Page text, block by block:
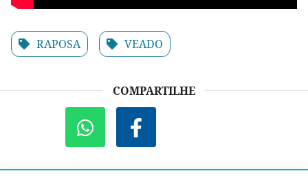
RAPOSA VEADO
COMPARTILHE